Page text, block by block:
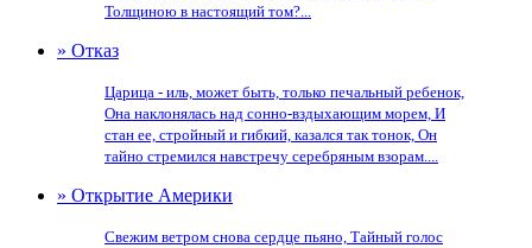
Толщиною в настоящий том?...
» Отказ
Царица - иль, может быть, только печальный ребенок,
Она наклонялась над сонно-вздыхающим морем, И
стан ее, стройный и гибкий, казался так тонок, Он
тайно стремился навстречу серебряным взорам....
» Открытие Америки
Свежим ветром снова сердце пьяно, Тайный голос